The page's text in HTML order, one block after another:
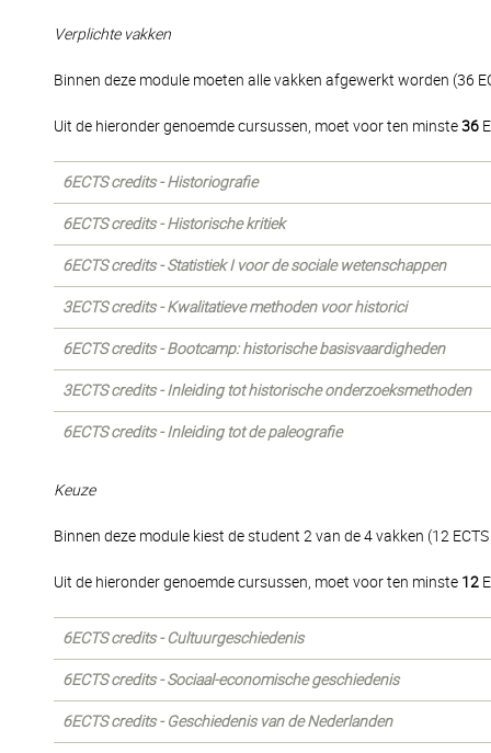
Verplichte vakken
Binnen deze module moeten alle vakken afgewerkt worden (36
Uit de hieronder genoemde cursussen, moet voor ten minste36
6ECTS credits - Historiografie
6ECTS credits - Historische kritiek
6ECTS credits - Statistiek I voor de sociale wetenschappen
3ECTS credits - Kwalitatieve methoden voor historici
6ECTS credits - Bootcamp: historische basisvaardigheden
3ECTS credits - Inleiding tot historische onderzoeksmethoden
6ECTS credits - Inleiding tot de paleografie
Keuze
Binnen deze module kiest de student 2 van de 4 vakken (12
Uit de hieronder genoemde cursussen, moet voor ten minste 12
6ECTS credits - Cultuurgeschiedenis
6ECTS credits - Sociaal-economische geschiedenis
6ECTS credits - Geschiedenis van de Nederlanden